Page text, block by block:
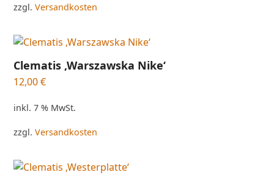
zzgl.Versandkosten
Clematis ‚Warszawska Nike‘
12,00€
inkl. 7 % MwSt.
zzgl.Versandkosten